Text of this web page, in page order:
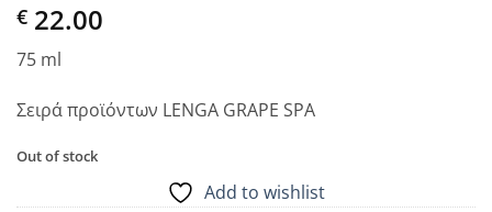
€ 22.00
75 ml
Σειρά προϊόντων LENGA GRAPE SPA
Out of stock
Add to wishlist